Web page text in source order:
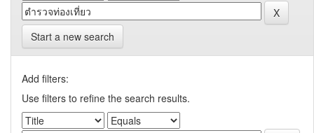
Start a new search
Add filters:
Use filters to refine the search results.